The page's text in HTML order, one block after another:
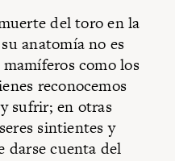
del toro en la
anatomía no es
como los
reconocemos
sufrir; en otras
sintientes y
darse cuenta del